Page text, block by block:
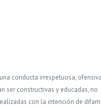
conducta irrespetuosa,
ser constructivas y educadas, no
con la intención de